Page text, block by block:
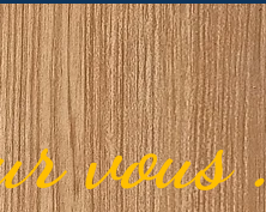
vous